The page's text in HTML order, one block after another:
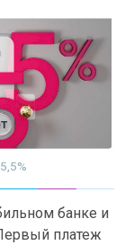
банке и
платеж